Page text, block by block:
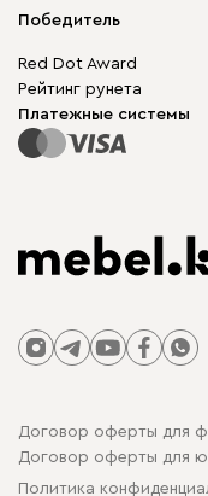
Гарантия
Для бизнеса
Карта сайта
Корпусная мебель
Модульная мебель
Столы и стулья
Победитель
Red Dot Award
Рейтинг рунета
Платежные системы
Договор оферты для
Договор оферты для
Политика